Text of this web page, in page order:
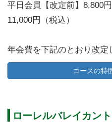
平日会員【改定前】8,800
11,000円（税込）
年会費を下記のとおり改定
①実施：令和8年1月1日よ
②年会費
25,300円（税込）
平日会員(月～金)【改定前
コースの特
ローレルバレイカン